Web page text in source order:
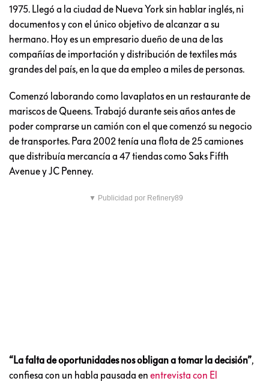
1975. Llegó a la ciudad de Nueva York sin hablar inglés, ni
documentos y con el único objetivo de alcanzar a su
hermano. Hoy es un empresario dueño de una de las
compañías de importación y distribución de textiles más
grandes del país, en la que da empleo a miles de personas.
Comenzó laborando como lavaplatos en un restaurante de
mariscos de Queens. Trabajó durante seis años antes de
poder comprarse un camión con el que comenzó su negocio
de transportes. Para 2002 tenía una flota de 25 camiones
que distribuía mercancía a 47 tiendas como Saks Fifth
Avenue y JC Penney.
▼ Publicidad por Refinery89
“La falta de oportunidades nos obligan a tomar la decisión”,
confiesa con un habla pausada en entrevista con El